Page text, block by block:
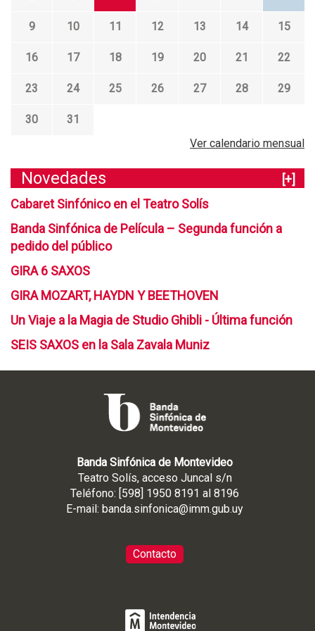
9 10 11 12 13 14 15
16 17 18 19 20 21 22
23 24 25 26 27 28 29
30
31
Ver calendario mensual
Novedades
[+]
Cabaret Sinfónico en el Teatro Solís
Banda Sinfónica de Película – Segunda función a
pedido del público
GIRA 6 SAXOS
GIRA MOZART, HAYDN Y BEETHOVEN
Un Viaje a la Magia de Studio Ghibli - Última función
SEIS SAXOS en la Sala Zavala Muniz
Banda Sinfónica de Montevideo
Teatro Solís, acceso Juncal s/n
Teléfono: [598] 1950 8191 al 8196
E-mail: banda.sinfonica@imm.gub.uy
Contacto